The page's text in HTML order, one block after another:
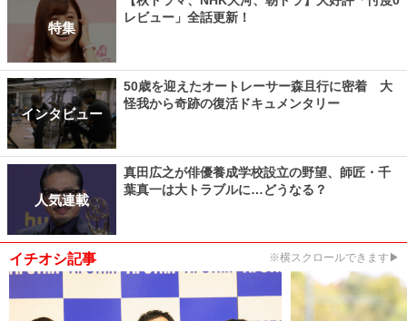
特集
レビュー」全話更新！
インタビュー
50歳を迎えたオートレーサー森且行に密着 大
怪我から奇跡の復活ドキュメンタリー
人気連載
真田広之が俳優養成学校設立の野望、師匠・千
葉真一は大トラブルに…どうなる？
イチオシ記事 ※横スクロールできます▶